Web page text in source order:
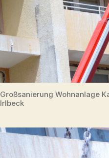
Großsanierung Wohnanlage
Irlbeck